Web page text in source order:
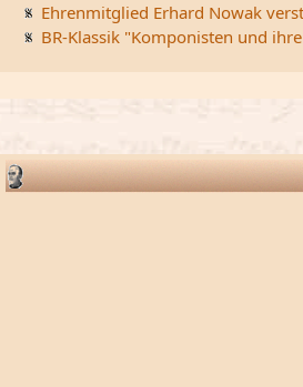
Ehrenmitglied Erhard Nowak
BR-Klassik "Komponisten und